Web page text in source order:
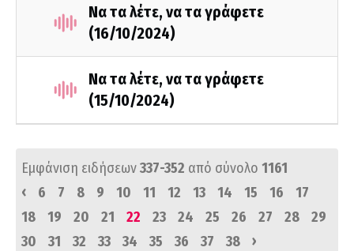
Να τα λέτε, να τα γράφετε
(16/10/2024)
Να τα λέτε, να τα γράφετε
(15/10/2024)
Εμφάνιση ειδήσεων337-352 από σύνολο 1161
‹
6 7 8 9 10 11 12 13 14 15 16
17
18
19 20 21 22 23 24 25 26 27 28
29
30
31 32 33 34 35 36 37 38 ›